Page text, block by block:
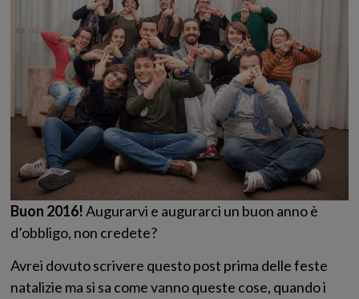
Buon 2016!Augurarvi e augurarci un buon anno è
d’obbligo, non credete?
Avrei dovuto scrivere questo post prima delle feste
natalizie ma si sa come vanno queste cose, quando i